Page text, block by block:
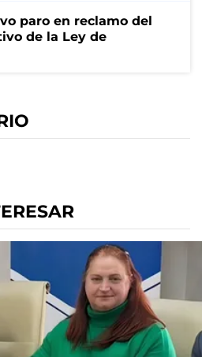
paro en reclamo del
de la Ley de